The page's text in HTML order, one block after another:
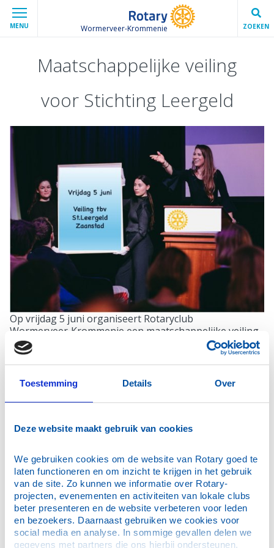
Toestemming Details Over
Deze website maakt gebruik van cookies
We gebruiken cookies om de website van Rotary goed te
laten functioneren en om inzicht te krijgen in het gebruik
van de site. Zo kunnen we informatie over Rotary-
projecten, evenementen en activiteiten van lokale clubs
beter presenteren en de website verbeteren voor leden
en bezoekers. Daarnaast gebruiken we cookies voor
social media en analyse. In sommige gevallen delen we
gegevens met partners die ons hierbij ondersteunen.
MENU Wormerveer-Krommenie ZOEKEN
Maatschappelijke veiling
voor Stichting Leergeld
Op vrijdag 5 juni organiseert Rotaryclub
Wormerveer‑Krommenie een maatschappelijke veiling.
De volledige opbrengst gaat naar
Stichting Leergeld Zaanstad.
De kavels voor de veiling zijn bekend! Neem alvast een
kijkje bij de unieke en bijzondere items en activiteiten
die geveild worden: van heerlijke appeltaart tot een
zeiltocht op het IJsselmeer, en van sportieve
uitdagingen en culturele belevenissen tot waardevolle
trainingen en adviezen voor jouw organisatie.